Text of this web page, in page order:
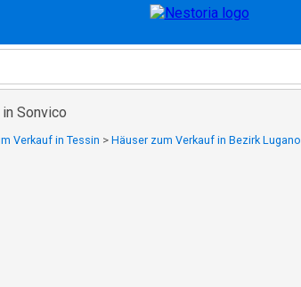
Sonvico
Verkauf in Tessin > Häuser zum Verkauf in Bezirk Lugano